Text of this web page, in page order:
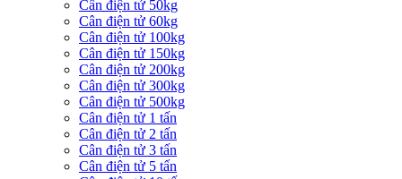
Cân điện tử 50kg
Cân điện tử 60kg
Cân điện tử 100kg
Cân điện tử 150kg
Cân điện tử 200kg
Cân điện tử 300kg
Cân điện tử 500kg
Cân điện tử 1 tấn
Cân điện tử 2 tấn
Cân điện tử 3 tấn
Cân điện tử 5 tấn